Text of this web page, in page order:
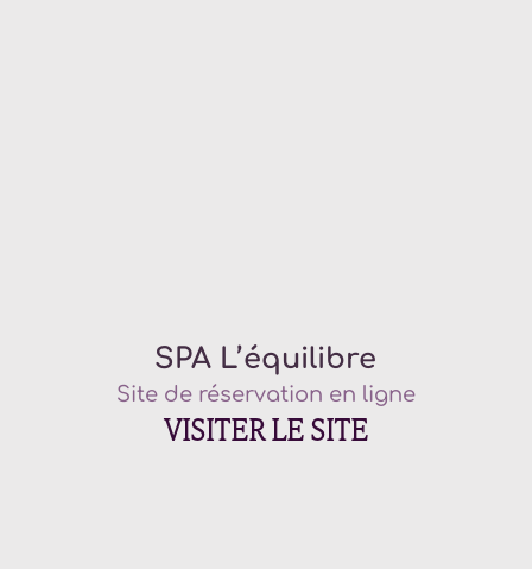
SPA L’équilibre
Site de réservation en ligne
VISITER LE SITE